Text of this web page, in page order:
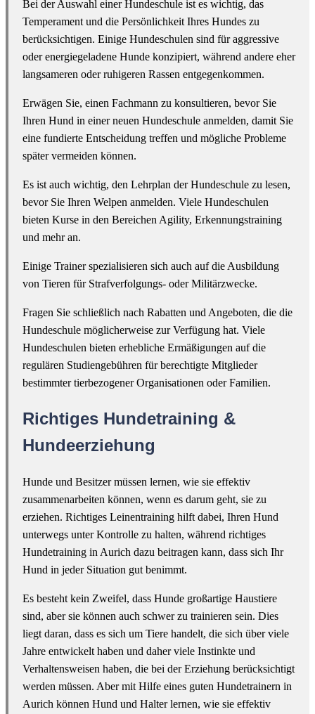
Bei der Auswahl einer Hundeschule ist es wichtig, das
Temperament und die Persönlichkeit Ihres Hundes zu
berücksichtigen. Einige Hundeschulen sind für aggressive
oder energiegeladene Hunde konzipiert, während andere eher
langsameren oder ruhigeren Rassen entgegenkommen.
Erwägen Sie, einen Fachmann zu konsultieren, bevor Sie
Ihren Hund in einer neuen Hundeschule anmelden, damit Sie
eine fundierte Entscheidung treffen und mögliche Probleme
später vermeiden können.
Es ist auch wichtig, den Lehrplan der Hundeschule zu lesen,
bevor Sie Ihren Welpen anmelden. Viele Hundeschulen
bieten Kurse in den Bereichen Agility, Erkennungstraining
und mehr an.
Einige Trainer spezialisieren sich auch auf die Ausbildung
von Tieren für Strafverfolgungs- oder Militärzwecke.
Fragen Sie schließlich nach Rabatten und Angeboten, die die
Hundeschule möglicherweise zur Verfügung hat. Viele
Hundeschulen bieten erhebliche Ermäßigungen auf die
regulären Studiengebühren für berechtigte Mitglieder
bestimmter tierbezogener Organisationen oder Familien.
Richtiges Hundetraining &
Hundeerziehung
Hunde und Besitzer müssen lernen, wie sie effektiv
zusammenarbeiten können, wenn es darum geht, sie zu
erziehen. Richtiges Leinentraining hilft dabei, Ihren Hund
unterwegs unter Kontrolle zu halten, während richtiges
Hundetraining in Aurich dazu beitragen kann, dass sich Ihr
Hund in jeder Situation gut benimmt.
Es besteht kein Zweifel, dass Hunde großartige Haustiere
sind, aber sie können auch schwer zu trainieren sein. Dies
liegt daran, dass es sich um Tiere handelt, die sich über viele
Jahre entwickelt haben und daher viele Instinkte und
Verhaltensweisen haben, die bei der Erziehung berücksichtigt
werden müssen. Aber mit Hilfe eines guten Hundetrainern in
Aurich können Hund und Halter lernen, wie sie effektiv